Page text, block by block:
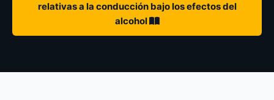
relativas a la conducción bajo los efectos del
alcohol